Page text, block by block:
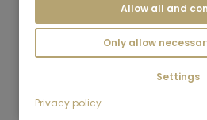
Allow all and
Only allow
Settings
Privacy policy